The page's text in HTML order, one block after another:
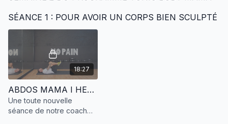
🎵 Semaine 3 - Séance 1
https://open.spotify.com/playlist/4dqkLBNR0616EVIJE85OJR?
si=a218c8d7826441c2
https://www.deezer.com/fr/playlist/11450576744
🎵 Semaine 3 - Séance 2
SÉANCE 1 : POUR AVOIR UN CORPS BIEN SCULPTÉ
18:27
ABDOS MAMA I HENRI COACH I S2 S1
Une toute nouvelle
séance de notre coach